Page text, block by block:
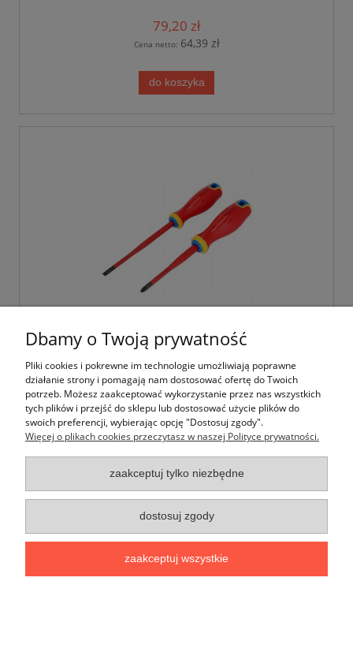
79,20 zł
Cena netto: 64,39 zł
do koszyka
Zestaw wkrętaków elektrotechnicznych
STALCO 2 elementy
20,00 zł
Cena netto: 16,26 zł
do koszyka
Dbamy o Twoją prywatność
Pliki cookies i pokrewne im technologie umożliwiają poprawne
działanie strony i pomagają nam dostosować ofertę do Twoich
potrzeb. Możesz zaakceptować wykorzystanie przez nas wszystkich
tych plików i przejść do sklepu lub dostosować użycie plików do
swoich preferencji, wybierając opcję "Dostosuj zgody".
Więcej o plikach cookies przeczytasz w naszej Polityce prywatności.
zaakceptuj tylko niezbędne
dostosuj zgody
zaakceptuj wszystkie